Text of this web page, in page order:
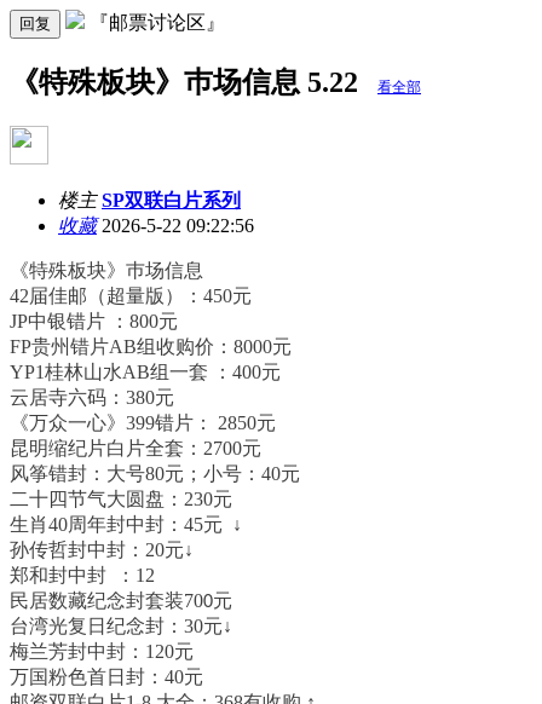
回复 『邮票讨论区』
《特殊板块》巿场信息 5.22 看全部
楼主 SP双联白片系列
收藏2026-5-22 09:22:56
《特殊板块》巿场信息
42届佳邮（超量版）：450元
JP中银错片 ：800元
FP贵州错片AB组收购价：8000元
YP1桂林山水AB组一套 ：400元
云居寺六码：380元
《万众一心》399错片： 2850元
昆明缩纪片白片全套：2700元
风筝错封：大号80元；小号：40元
二十四节气大圆盘：230元
生肖40周年封中封：45元 ↓
孙传哲封中封：20元↓
郑和封中封 ：12
民居数藏纪念封套装700元
台湾光复日纪念封：30元↓
梅兰芳封中封：120元
万国粉色首日封：40元